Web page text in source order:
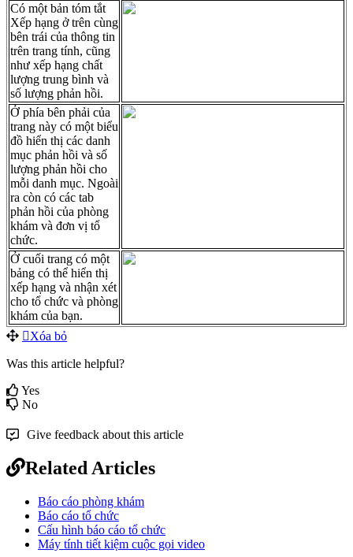
Có một bản tóm tắt
Xếp hạng ở trên cùng
bên trái của thông tin
trên trang tính, cũng
như xếp hạng chất
lượng trung bình và
số lượng phản hồi.
Ở phía bên phải của
trang này có một biểu
đồ hiển thị các danh
mục phản hồi và số
lượng phản hồi cho
mỗi danh mục. Ngoài
ra còn có các tab
phản hồi của phòng
khám và đơn vị tổ
chức.
Ở cuối trang có một
bảng có thể hiển thị
xếp hạng và nhận xét
cho tổ chức và phòng
khám của bạn.
Xóa bỏ
Was this article helpful?
Yes
No
Give feedback about this article
Related Articles
Báo cáo phòng khám
Báo cáo tổ chức
Cấu hình báo cáo tổ chức
Máy tính tiết kiệm cuộc gọi video